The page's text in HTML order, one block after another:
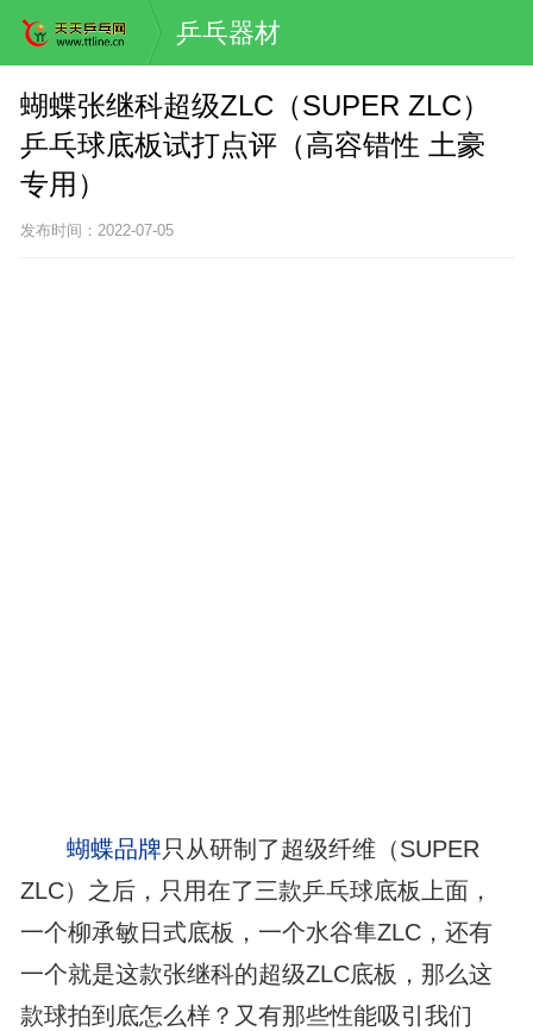
乒乓器材
蝴蝶张继科超级ZLC（SUPER ZLC）
乒乓球底板试打点评（高容错性 土豪
专用）
发布时间：2022-07-05
蝴蝶品牌只从研制了超级纤维（SUPER
ZLC）之后，只用在了三款乒乓球底板上面，
一个柳承敏日式底板，一个水谷隼ZLC，还有
一个就是这款张继科的超级ZLC底板，那么这
款球拍到底怎么样？又有那些性能吸引我们